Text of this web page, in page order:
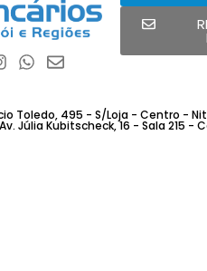
Toledo, 495 - S/Loja - Centro -
Júlia Kubitscheck, 16 - Sala 215 -